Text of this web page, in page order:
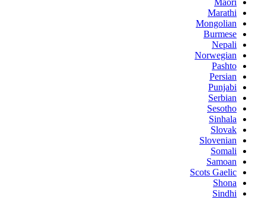
Marathi
Mongolian
Burmese
Nepali
Norwegian
Pashto
Persian
Punjabi
Serbian
Sesotho
Sinhala
Slovak
Slovenian
Somali
Samoan
Scots Gaelic
Shona
Sindhi